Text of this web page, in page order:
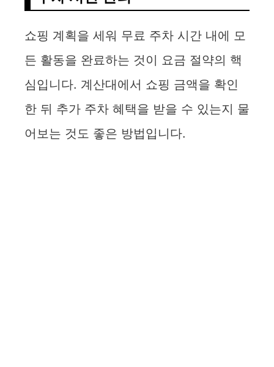
쇼핑 계획을 세워 무료 주차 시간 내에 모
든 활동을 완료하는 것이 요금 절약의 핵
심입니다. 계산대에서 쇼핑 금액을 확인
한 뒤 추가 주차 혜택을 받을 수 있는지 물
어보는 것도 좋은 방법입니다.